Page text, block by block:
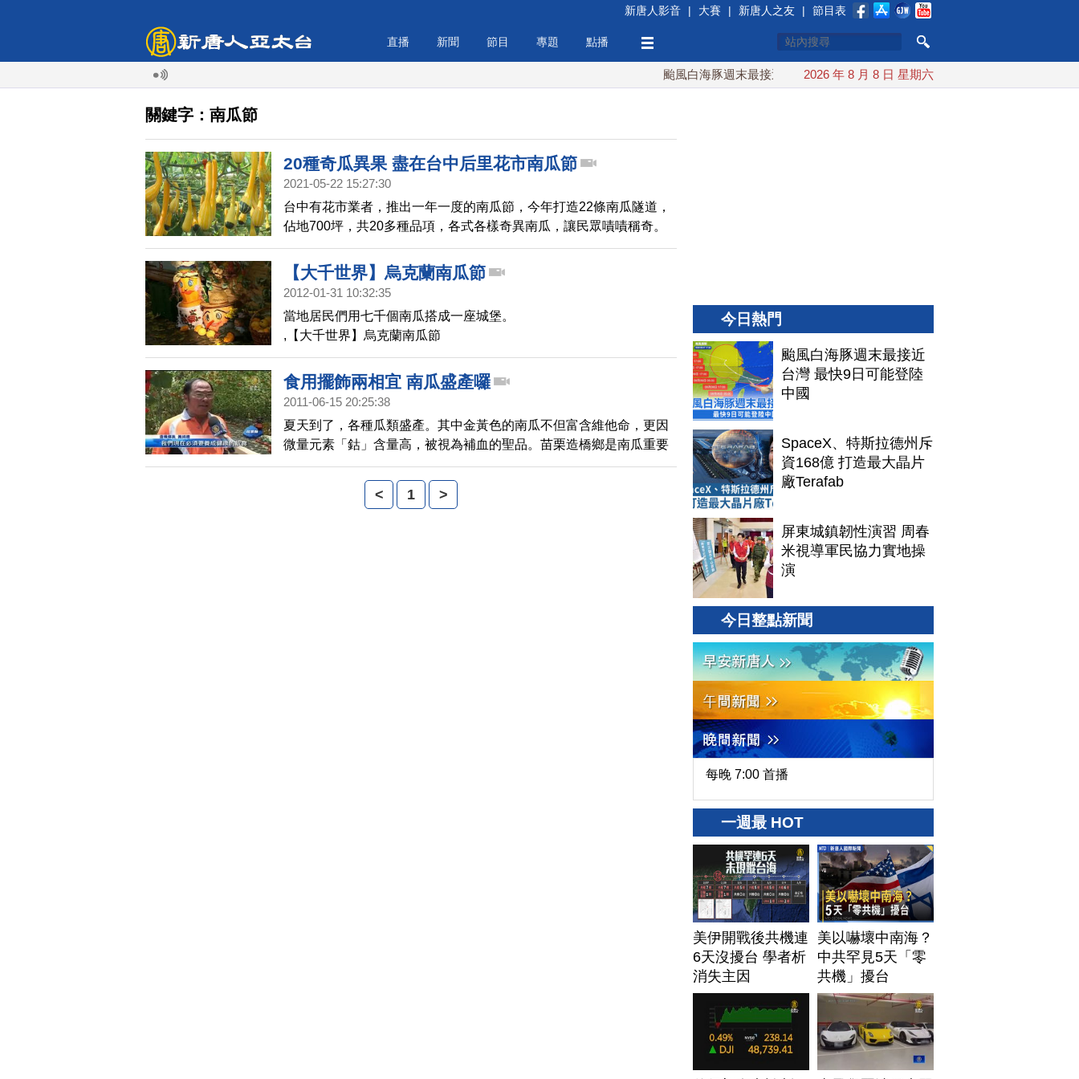
新唐人影音 | 大賽 | 新唐人之友 | 節目表
直播 新聞 節目 專題 點播
颱風白海豚週末最接近台灣 最快9日可能登陸中國
2026 年 8 月 8 日 星期六
關鍵字：南瓜節
20種奇瓜異果 盡在台中后里花市南瓜節
2021-05-22 15:27:30
台中有花市業者，推出一年一度的南瓜節，今年打造22條南瓜隧道，
佔地700坪，共20多種品項，各式各樣奇異南瓜，讓民眾嘖嘖稱奇。
帶您去看看。
【大千世界】烏克蘭南瓜節
2012-01-31 10:32:35
當地居民們用七千個南瓜搭成一座城堡。
,【大千世界】烏克蘭南瓜節
食用擺飾兩相宜 南瓜盛產囉
2011-06-15 20:25:38
夏天到了，各種瓜類盛產。其中金黃色的南瓜不但富含維他命，更因
微量元素「鈷」含量高，被視為補血的聖品。苗栗造橋鄉是南瓜重要
的產地，特別舉辦南瓜節活動，透過吃喝賞玩讓民眾更認識南瓜。
< 1 >
今日熱門
颱風白海豚週末最接近
台灣 最快9日可能登陸
中國
SpaceX、特斯拉德州斥
資168億 打造最大晶片
廠Terafab
屏東城鎮韌性演習 周春
米視導軍民協力實地操
演
今日整點新聞
每晚 7:00 首播
一週最 HOT
美伊開戰後共機連
6天沒擾台 學者析
消失主因
美以嚇壞中南海？
中共罕見5天「零
共機」擾台